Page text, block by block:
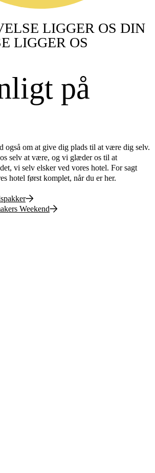
LIGGER OS DIN
LIGGER OS
på
også om at give dig plads til at være dig selv.
selv at være, og vi glæder os til at
vi selv elsker ved vores hotel. For sagt
hotel først komplet, når du er her.
Weekend